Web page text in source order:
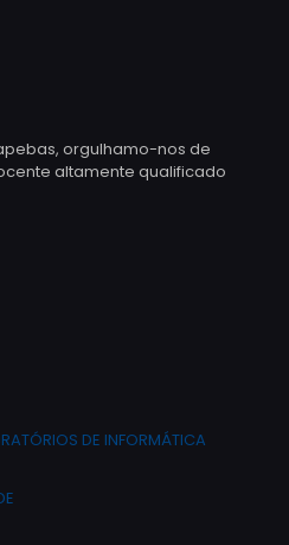
orgulhamo-nos de
altamente qualificado
DE INFORMÁTICA